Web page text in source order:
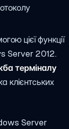
цієї функції
Server 2012.
терміналу
клієнтських
Server